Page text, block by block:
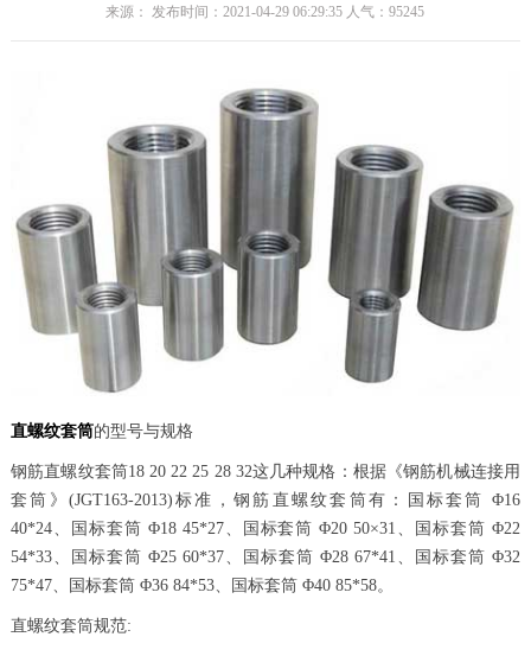
来源： 发布时间：2021-04-29 06:29:35 人气：95245
直螺纹套筒的型号与规格
钢筋直螺纹套筒18 20 22 25 28 32这几种规格：根据《钢筋机械连接用
套筒》(JGT163-2013)标准，钢筋直螺纹套筒有：国标套筒 Φ16
40*24、国标套筒 Φ18 45*27、国标套筒 Φ20 50×31、国标套筒 Φ22
54*33、国标套筒 Φ25 60*37、国标套筒 Φ28 67*41、国标套筒 Φ32
75*47、国标套筒 Φ36 84*53、国标套筒 Φ40 85*58。
直螺纹套筒规范: